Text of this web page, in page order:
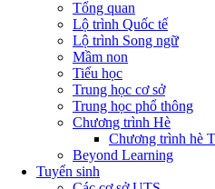
Tổng quan
Lộ trình Quốc tế
Lộ trình Song ngữ
Mầm non
Tiểu học
Trung học cơ sở
Trung học phổ thông
Chương trình Hè
Chương trình hè
Beyond Learning
Tuyển sinh